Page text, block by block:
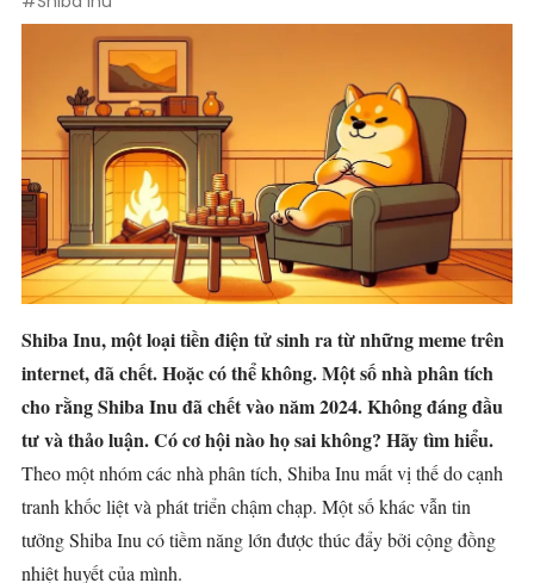
Shiba Inu, một loại tiền điện tử sinh ra từ những meme trên
internet, đã chết. Hoặc có thể không. Một số nhà phân tích
cho rằng Shiba Inu đã chết vào năm 2024. Không đáng đầu
tư và thảo luận. Có cơ hội nào họ sai không? Hãy tìm hiểu.
Theo một nhóm các nhà phân tích, Shiba Inu mất vị thế do cạnh
tranh khốc liệt và phát triển chậm chạp. Một số khác vẫn tin
tưởng Shiba Inu có tiềm năng lớn được thúc đẩy bởi cộng đồng
nhiệt huyết của mình.